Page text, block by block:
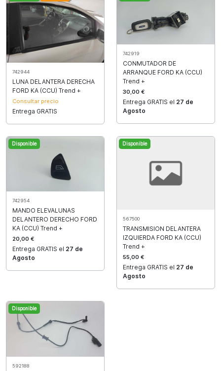
742944
LUNA DELANTERA DERECHA
FORD KA (CCU) Trend +
Consultar precio
Entrega GRATIS
742919
CONMUTADOR DE
ARRANQUE FORD KA (CCU)
Trend +
30,00 €
Entrega GRATIS el 27 de
Agosto
Disponible
742954
MANDO ELEVALUNAS
DELANTERO DERECHO FORD
KA (CCU) Trend +
20,00 €
Entrega GRATIS el 27 de
Agosto
Disponible
567500
TRANSMISION DELANTERA
IZQUIERDA FORD KA (CCU)
Trend +
55,00 €
Entrega GRATIS el 27 de
Agosto
Disponible
592188